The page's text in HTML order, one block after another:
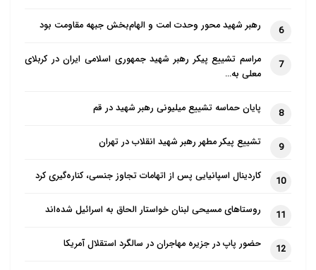
6 رهبر شهید محور وحدت امت و الهام‌بخش جبهه مقاومت بود
7
مراسم تشییع پیکر رهبر شهید جمهوری اسلامی ایران در کربلای
معلی به…
8 پایان حماسه تشییع میلیونی رهبر شهید در قم
9 تشییع پیکر مطهر رهبر شهید انقلاب در تهران
10 کاردینال اسپانیایی پس از اتهامات تجاوز جنسی، کناره‌گیری کرد
11 روستاهای مسیحی لبنان خواستار الحاق به اسرائیل شده‌اند
12 حضور پاپ در جزیره مهاجران در سالگرد استقلال آمریکا